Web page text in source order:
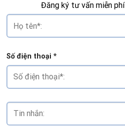
Đăng ký tư vấn miễn phí
Số điện thoại *